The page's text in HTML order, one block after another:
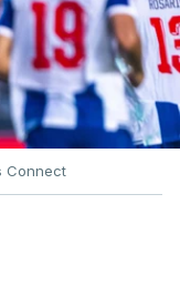
Connect